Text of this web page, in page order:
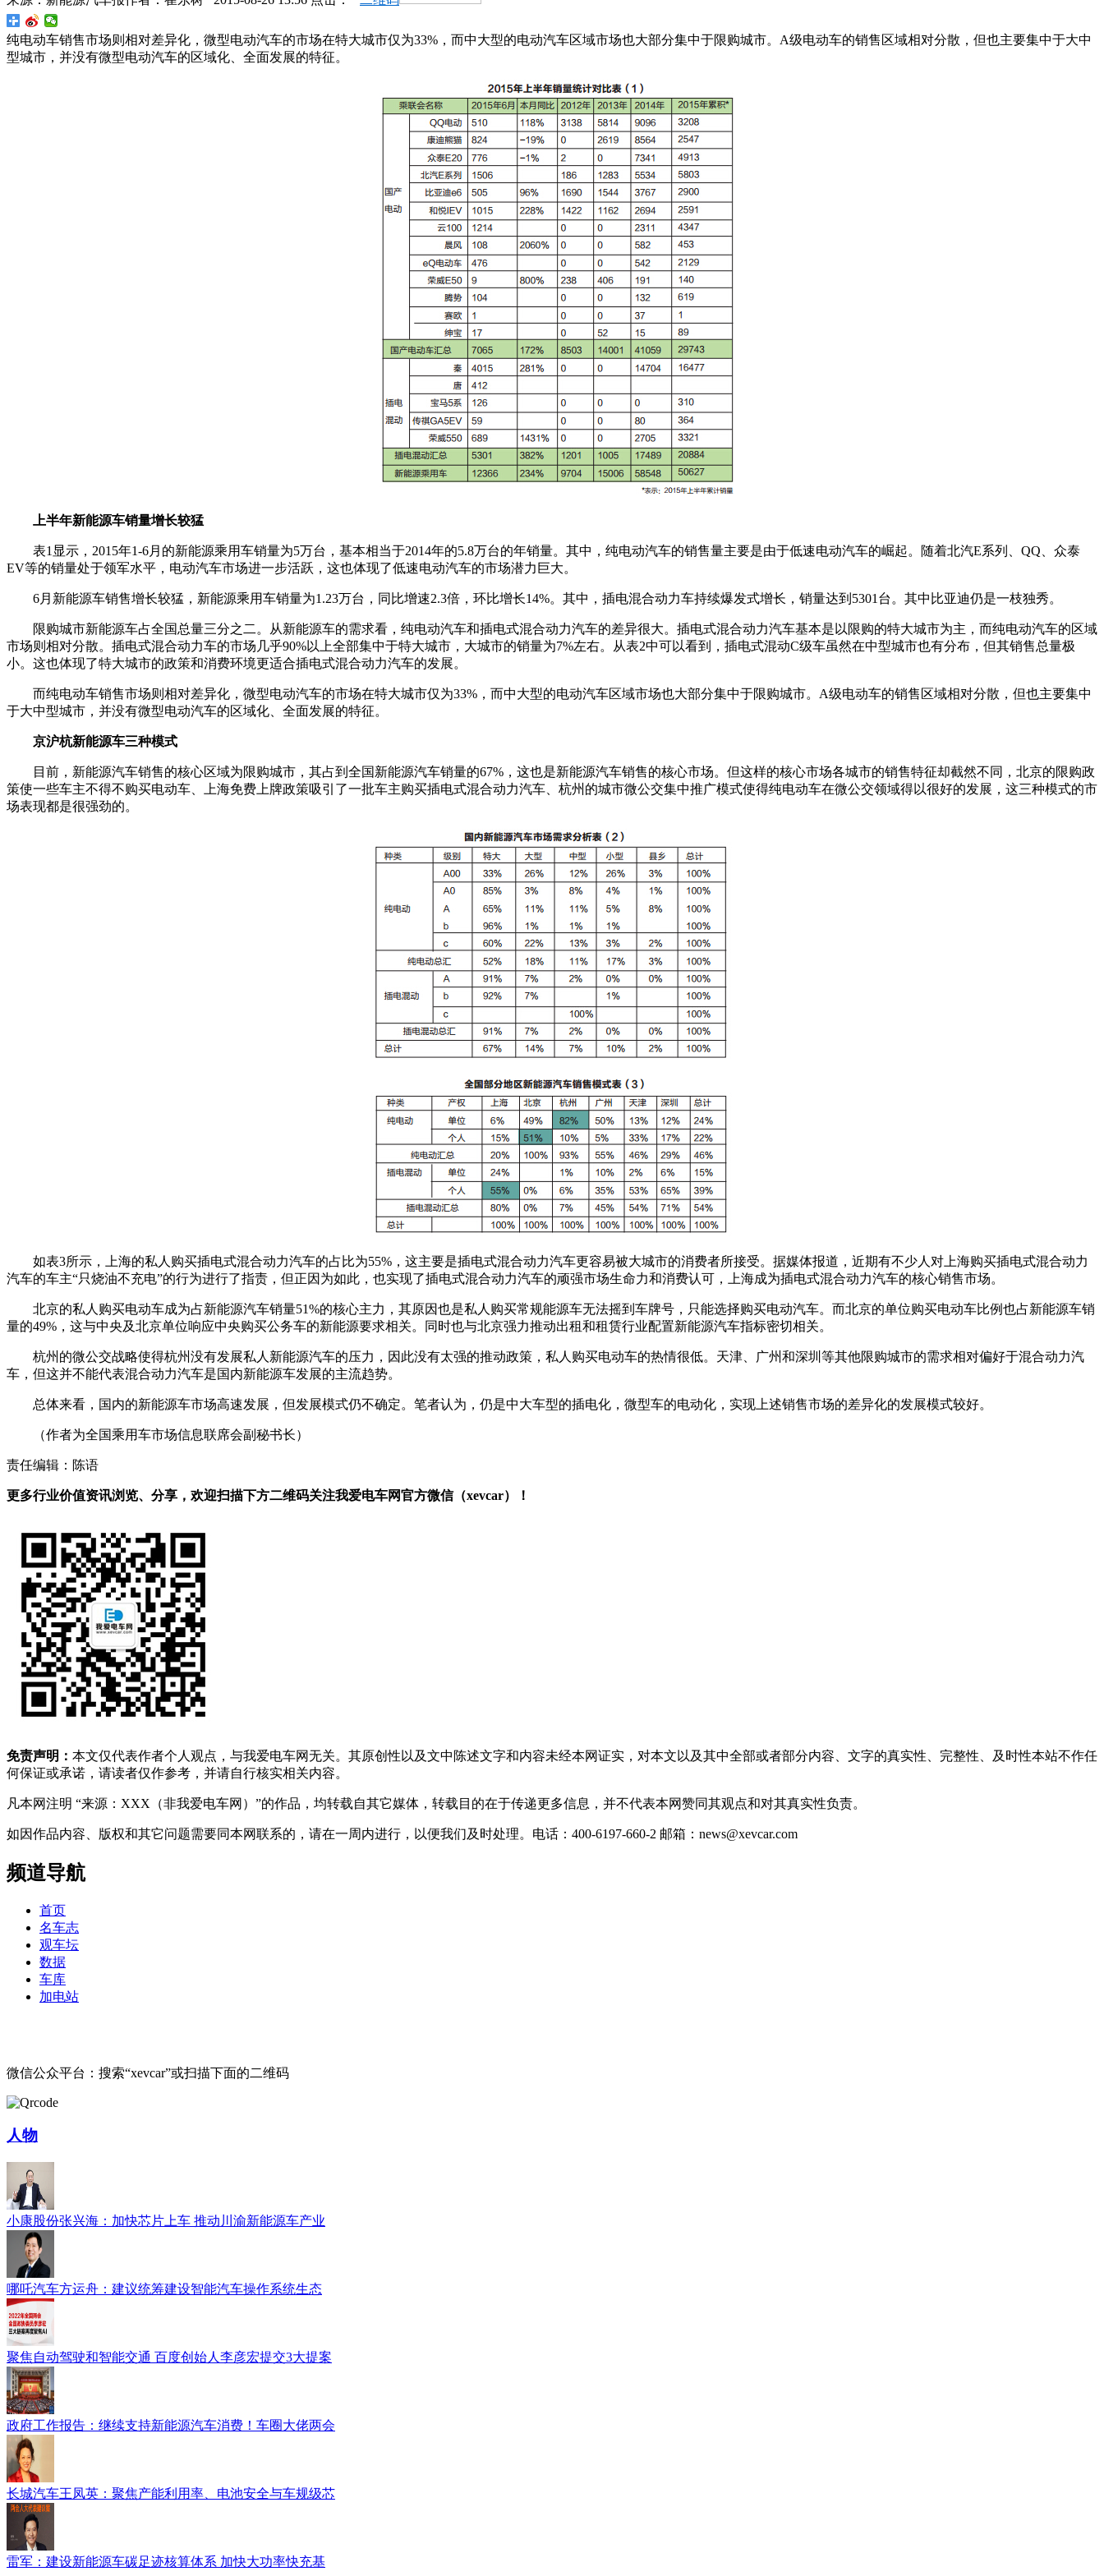
纯电动车销售市场则相对差异化，微型电动汽车的市场在特大城市仅为33%，而中大型的电动汽车区域市场也大部分集中于限购城市。A级电动车的销售区域相对分散，但也主要集中于大中
型城市，并没有微型电动汽车的区域化、全面发展的特征。
上半年新能源车销量增长较猛
表1显示，2015年1-6月的新能源乘用车销量为5万台，基本相当于2014年的5.8万台的年销量。其中，纯电动汽车的销售量主要是由于低速电动汽车的崛起。随着北汽E系列、QQ、众泰
EV等的销量处于领军水平，电动汽车市场进一步活跃，这也体现了低速电动汽车的市场潜力巨大。
6月新能源车销售增长较猛，新能源乘用车销量为1.23万台，同比增速2.3倍，环比增长14%。其中，插电混合动力车持续爆发式增长，销量达到5301台。其中比亚迪仍是一枝独秀。
限购城市新能源车占全国总量三分之二。从新能源车的需求看，纯电动汽车和插电式混合动力汽车的差异很大。插电式混合动力汽车基本是以限购的特大城市为主，而纯电动汽车的区域
市场则相对分散。插电式混合动力车的市场几乎90%以上全部集中于特大城市，大城市的销量为7%左右。从表2中可以看到，插电式混动C级车虽然在中型城市也有分布，但其销售总量极
小。这也体现了特大城市的政策和消费环境更适合插电式混合动力汽车的发展。
而纯电动车销售市场则相对差异化，微型电动汽车的市场在特大城市仅为33%，而中大型的电动汽车区域市场也大部分集中于限购城市。A级电动车的销售区域相对分散，但也主要集中
于大中型城市，并没有微型电动汽车的区域化、全面发展的特征。
京沪杭新能源车三种模式
目前，新能源汽车销售的核心区域为限购城市，其占到全国新能源汽车销量的67%，这也是新能源汽车销售的核心市场。但这样的核心市场各城市的销售特征却截然不同，北京的限购政
策使一些车主不得不购买电动车、上海免费上牌政策吸引了一批车主购买插电式混合动力汽车、杭州的城市微公交集中推广模式使得纯电动车在微公交领域得以很好的发展，这三种模式的市
场表现都是很强劲的。
如表3所示，上海的私人购买插电式混合动力汽车的占比为55%，这主要是插电式混合动力汽车更容易被大城市的消费者所接受。据媒体报道，近期有不少人对上海购买插电式混合动力
汽车的车主“只烧油不充电”的行为进行了指责，但正因为如此，也实现了插电式混合动力汽车的顽强市场生命力和消费认可，上海成为插电式混合动力汽车的核心销售市场。
北京的私人购买电动车成为占新能源汽车销量51%的核心主力，其原因也是私人购买常规能源车无法摇到车牌号，只能选择购买电动汽车。而北京的单位购买电动车比例也占新能源车销
量的49%，这与中央及北京单位响应中央购买公务车的新能源要求相关。同时也与北京强力推动出租和租赁行业配置新能源汽车指标密切相关。
杭州的微公交战略使得杭州没有发展私人新能源汽车的压力，因此没有太强的推动政策，私人购买电动车的热情很低。天津、广州和深圳等其他限购城市的需求相对偏好于混合动力汽
车，但这并不能代表混合动力汽车是国内新能源车发展的主流趋势。
总体来看，国内的新能源车市场高速发展，但发展模式仍不确定。笔者认为，仍是中大车型的插电化，微型车的电动化，实现上述销售市场的差异化的发展模式较好。
（作者为全国乘用车市场信息联席会副秘书长）
责任编辑：陈语
更多行业价值资讯浏览、分享，欢迎扫描下方二维码关注我爱电车网官方微信（xevcar）！
免责声明： 本文仅代表作者个人观点，与我爱电车网无关。其原创性以及文中陈述文字和内容未经本网证实，对本文以及其中全部或者部分内容、文字的真实性、完整性、及时性本站不作任
何保证或承诺，请读者仅作参考，并请自行核实相关内容。
凡本网注明 “来源：XXX（非我爱电车网）”的作品，均转载自其它媒体，转载目的在于传递更多信息，并不代表本网赞同其观点和对其真实性负责。
如因作品内容、版权和其它问题需要同本网联系的，请在一周内进行，以便我们及时处理。电话：400-6197-660-2 邮箱：news@xevcar.com
频道导航
首页
名车志
观车坛
数据
车库
加电站
微信公众平台：搜索“xevcar”或扫描下面的二维码
人物
小康股份张兴海：加快芯片上车 推动川渝新能源车产业
哪吒汽车方运舟：建议统筹建设智能汽车操作系统生态
聚焦自动驾驶和智能交通 百度创始人李彦宏提交3大提案
政府工作报告：继续支持新能源汽车消费！车圈大佬两会
长城汽车王凤英：聚焦产能利用率、电池安全与车规级芯
雷军：建设新能源车碳足迹核算体系 加快大功率快充基